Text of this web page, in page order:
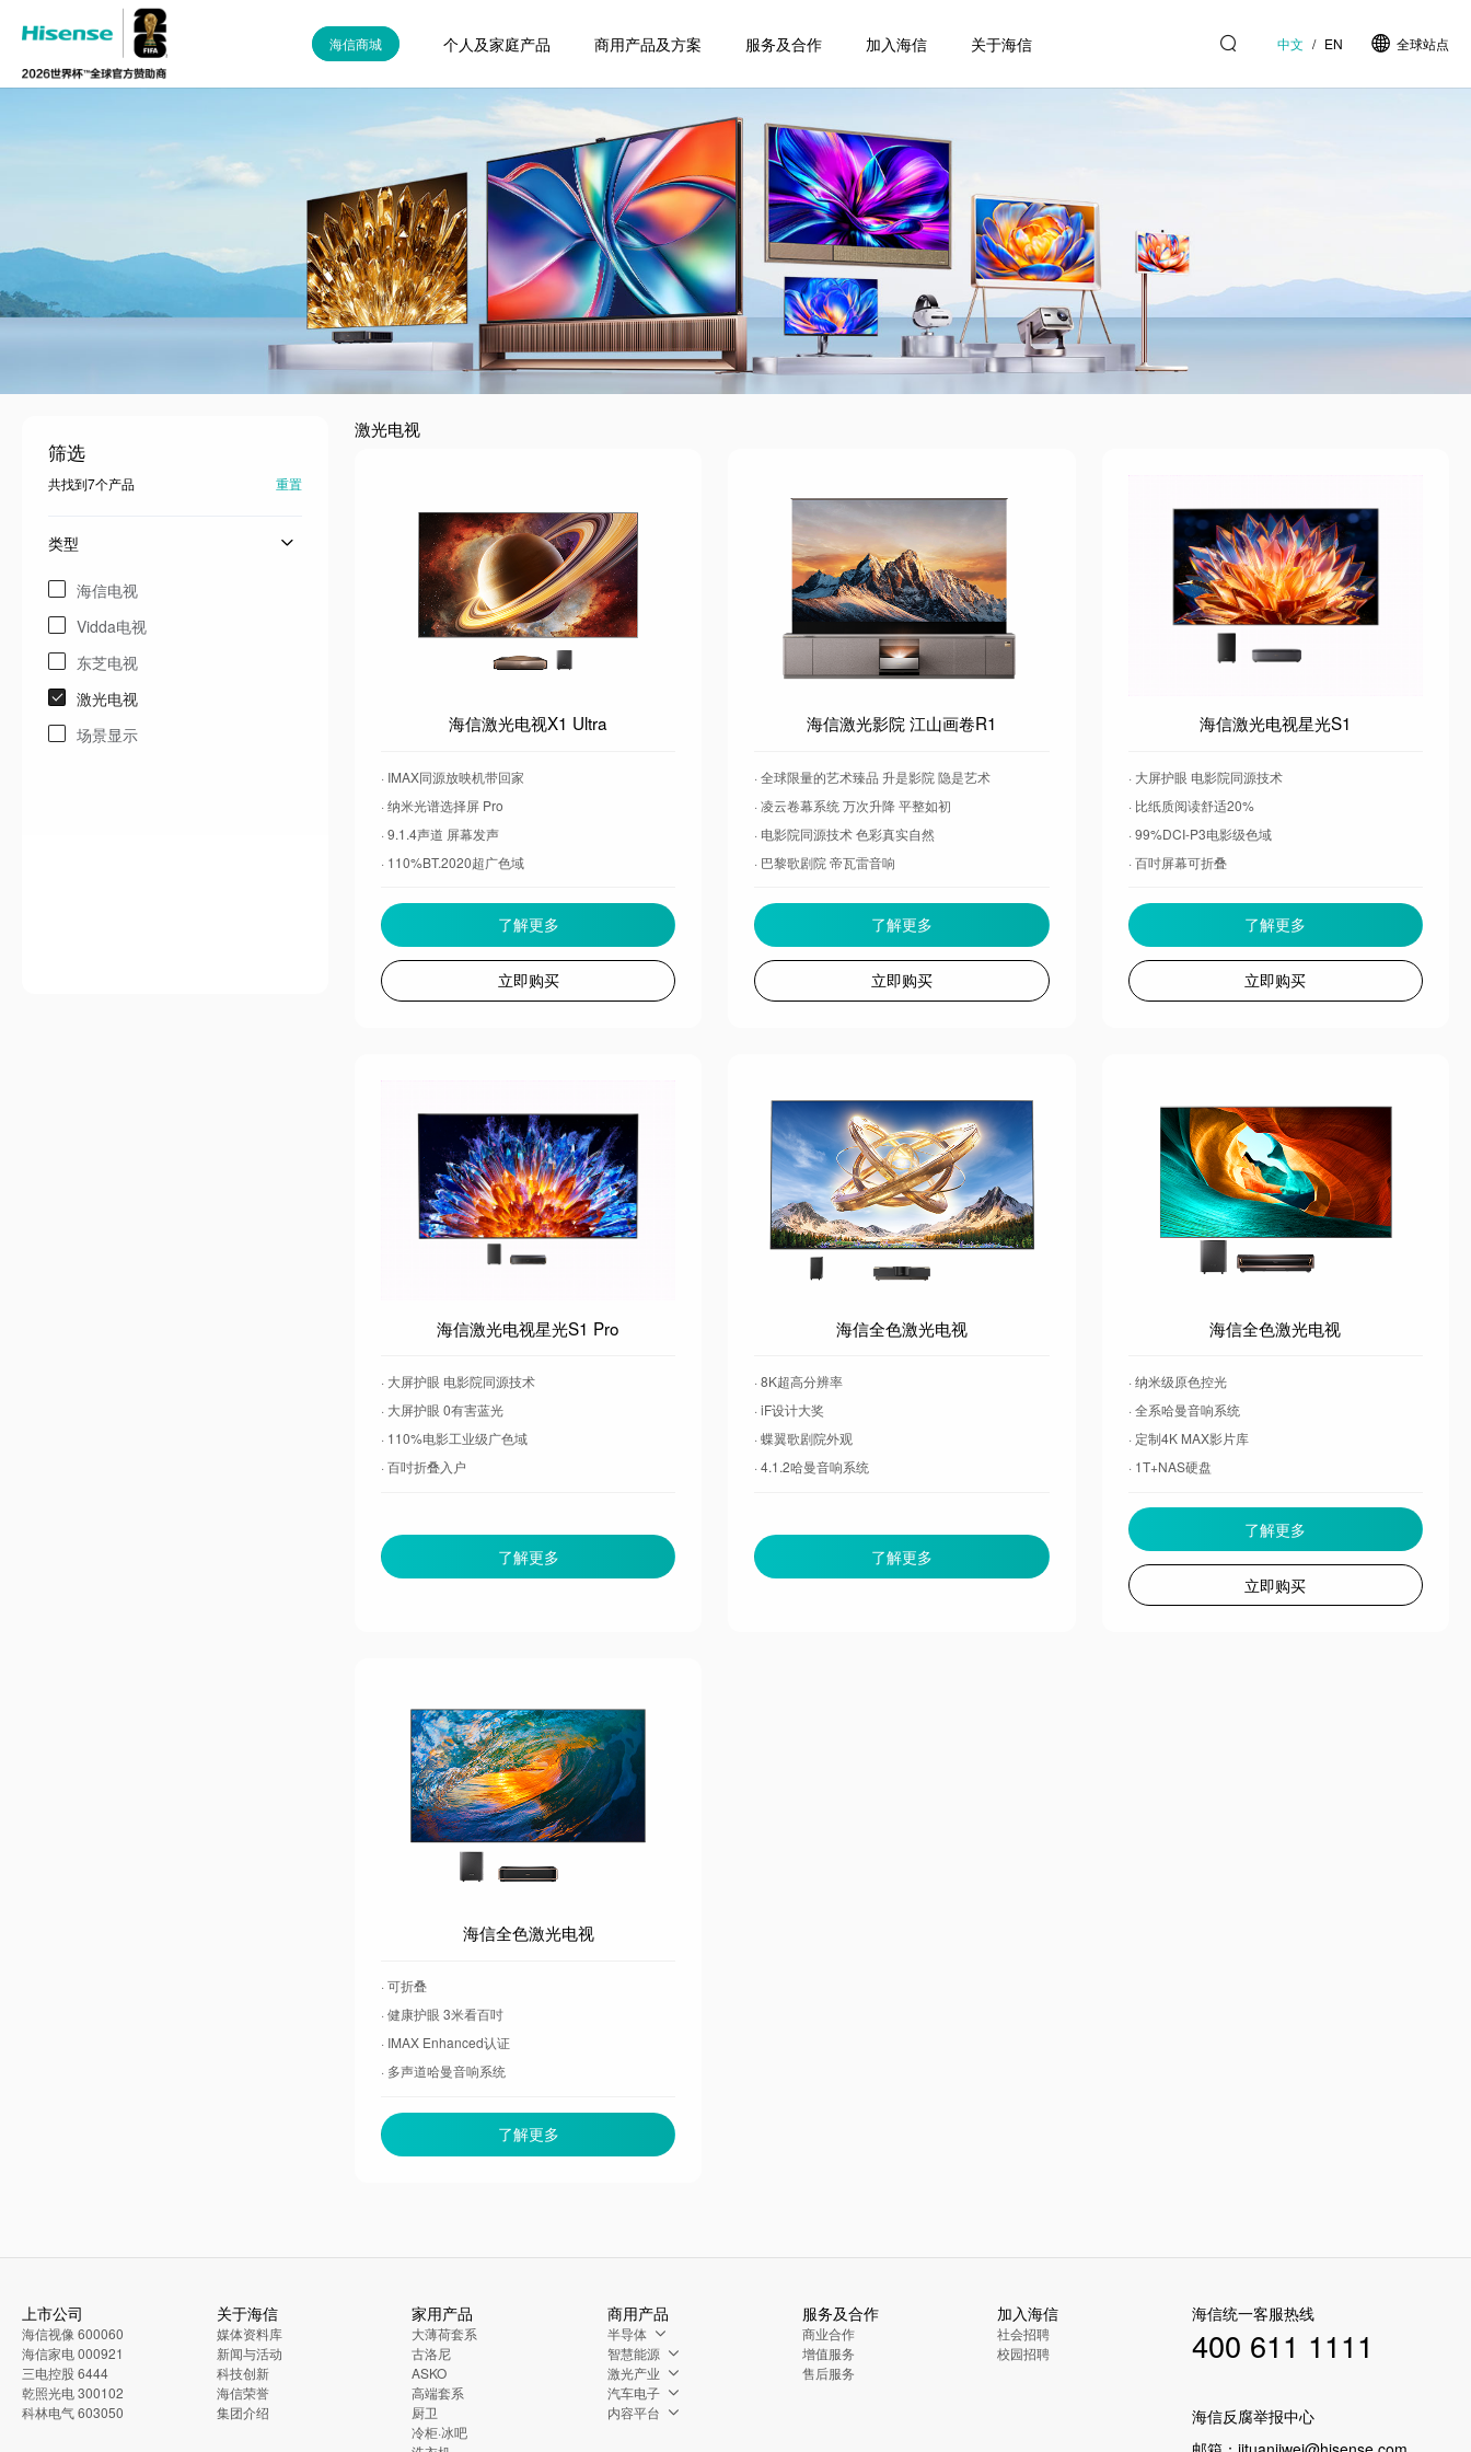
海信商城 个人及家庭产品 商用产品及方案 服务及合作 加入海信 关于海信 中文 / EN 全球站点
筛选
共找到7个产品 重置
类型
海信电视
Vidda电视
东芝电视
激光电视
场景显示
激光电视
海信激光电视X1 Ultra
· IMAX同源放映机带回家
· 纳米光谱选择屏 Pro
· 9.1.4声道 屏幕发声
· 110%BT.2020超广色域
· 行业首个 Hi-res高解析解码
了解更多
立即购买
海信激光影院 江山画卷R1
· 全球限量的艺术臻品 升是影院 隐是艺术
· 凌云卷幕系统 万次升降 平整如初
· 电影院同源技术 色彩真实自然
· 巴黎歌剧院 帝瓦雷音响
· 大屏护眼 顶级科技 守护全家健康
了解更多
立即购买
海信激光电视星光S1
· 大屏护眼 电影院同源技术
· 比纸质阅读舒适20%
· 99%DCI-P3电影级色域
· 百吋屏幕可折叠
了解更多
立即购买
海信激光电视星光S1 Pro
· 大屏护眼 电影院同源技术
· 大屏护眼 0有害蓝光
· 110%电影工业级广色域
· 百吋折叠入户
了解更多
海信全色激光电视
· 8K超高分辨率
· iF设计大奖
· 蝶翼歌剧院外观
· 4.1.2哈曼音响系统
了解更多
海信全色激光电视
· 纳米级原色控光
· 全系哈曼音响系统
· 定制4K MAX影片库
· 1T+NAS硬盘
了解更多
立即购买
海信全色激光电视
· 可折叠
· 健康护眼 3米看百吋
· IMAX Enhanced认证
· 多声道哈曼音响系统
了解更多
上市公司
海信视像 600060
海信家电 000921
三电控股 6444
乾照光电 300102
科林电气 603050
关于海信
媒体资料库
新闻与活动
科技创新
海信荣誉
集团介绍
家用产品
大薄荷套系
古洛尼
ASKO
高端套系
厨卫
冷柜·冰吧
商用产品
半导体
智慧能源
激光产业
汽车电子
内容平台
服务及合作
商业合作
增值服务
售后服务
加入海信
社会招聘
校园招聘
海信统一客服热线
400 611 1111
海信反腐举报中心